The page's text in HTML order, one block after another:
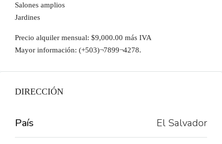
Salones amplios
Jardines
Precio alquiler mensual: $9,000.00 más IVA
Mayor información: (+503)¬7899¬4278.
DIRECCIÓN
País El Salvador